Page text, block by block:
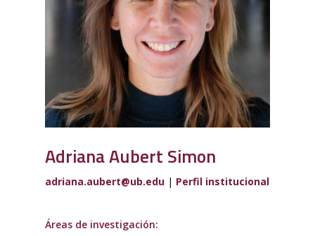
Adriana Aubert Simon
adriana.aubert@ub.edu | Perfil institucional
Áreas de investigación: